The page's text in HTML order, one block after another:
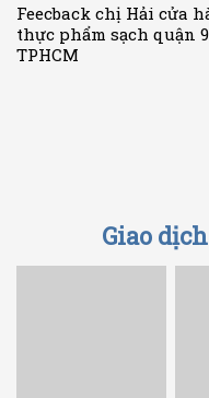
Feecback chị Hải cửa
thực phẩm sạch quận 9
TPHCM
Giao